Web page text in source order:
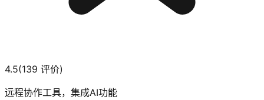
4.5(139 评价)
远程协作工具，集成AI功能